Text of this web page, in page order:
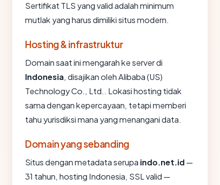
Sertifikat TLS yang valid adalah minimum
mutlak yang harus dimiliki situs modern.
Hosting & infrastruktur
Domain saat ini mengarah ke server di
Indonesia, disajikan oleh Alibaba (US)
Technology Co., Ltd.. Lokasi hosting tidak
sama dengan kepercayaan, tetapi memberi
tahu yurisdiksi mana yang menangani data.
Domain yang sebanding
Situs dengan metadata serupa indo.net.id—
31 tahun, hosting Indonesia, SSL valid —